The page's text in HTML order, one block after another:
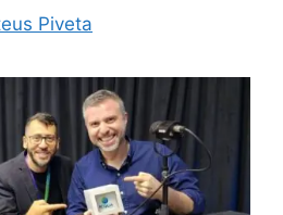
Piveta